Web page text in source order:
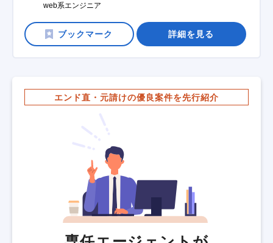
web系エンジニア
詳細を見る
エンド直・元請けの優良案件を先行紹介